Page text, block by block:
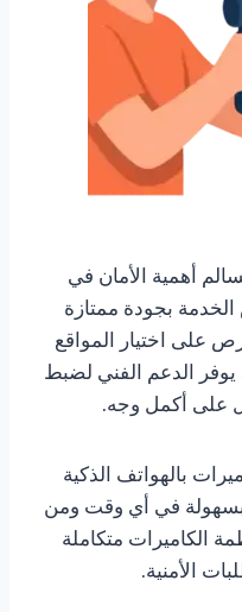
أهمية الأمان في
بجودة ممتازة
على اختيار المواقع
يوفر الدعم الفني لضبط
على أكمل وجه.
بالهواتف الذكية
بسهولة في أي وقت ومن
الكاميرات متكاملة
الأمنية.